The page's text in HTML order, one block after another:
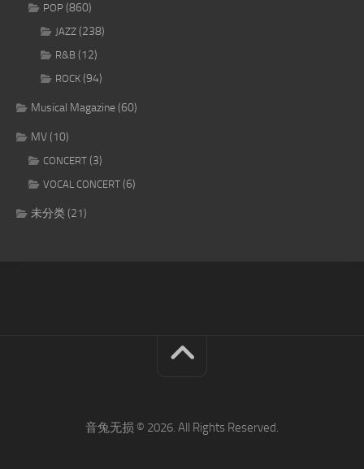
POP (860)
JAZZ (238)
R&B (12)
ROCK (94)
Musical Magazine(60)
MV(10)
CONCERT (3)
VOCAL CONCERT (6)
未分类(21)
音兔无损 © 2026. All Rights Reserved.